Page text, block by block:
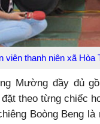
viên thanh niên xã Hòa
Mường đầy đủ
theo từng chiếc
Boòng Beng